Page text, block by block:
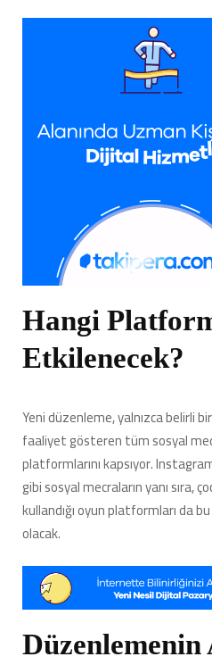
Hangi
Etkilenecek?
Yeni düzenleme, yalnızca belirli
faaliyet gösteren tüm sosyal
platformlarını kapsıyor.
gibi sosyal mecraların yanı sıra,
kullandığı oyun platformları da
olacak.
Düzenlemenin